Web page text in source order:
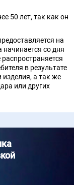
50 лет, так как он
на
начинается со дня
в результате
а так же
или других